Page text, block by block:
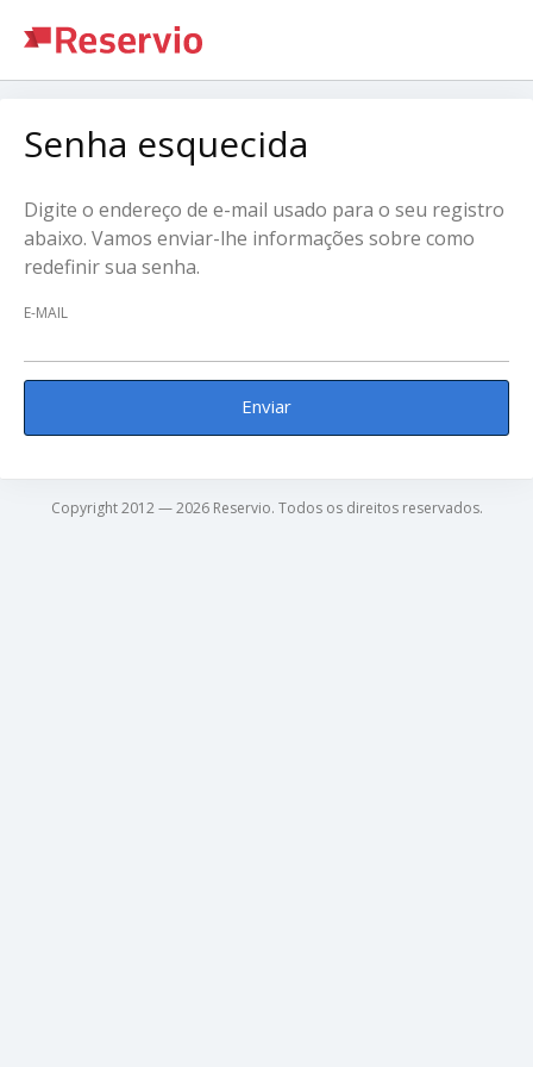
Senha esquecida
Digite o endereço de e-mail usado para o seu registro
abaixo. Vamos enviar-lhe informações sobre como
redefinir sua senha.
E-MAIL
Enviar
Copyright 2012 — 2026 Reservio. Todos os direitos reservados.